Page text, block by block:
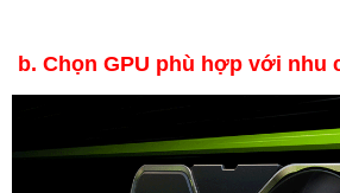
b. Chọn GPU phù hợp với nhu